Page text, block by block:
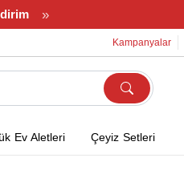
»
Kampanyalar
Ev Aletleri Çeyiz Setleri